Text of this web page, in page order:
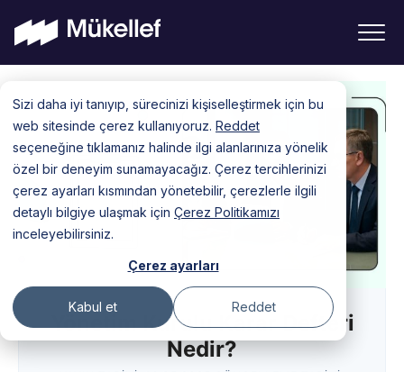
Sizi daha iyi tanıyıp, sürecinizi kişiselleştirmek için bu
web sitesinde çerez kullanıyoruz. Reddet
seçeneğine tıklamanız halinde ilgi alanlarınıza yönelik
özel bir deneyim sunamayacağız. Çerez tercihlerinizi
çerez ayarları kısmından yönetebilir, çerezlerle ilgili
detaylı bilgiye ulaşmak için Çerez Politikamızı
inceleyebilirsiniz.
Çerez ayarları
Kabul et Reddet
content
Yönetim Kurulu Karar Defteri
Nedir?